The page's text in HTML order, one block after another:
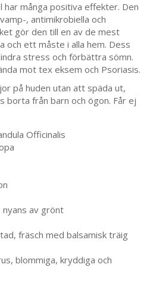
har många positiva effekter. Den
, antimikrobiella och
gör den till en av de mest
och ett måste i alla hem. Dess
stress och förbättra sömn.
mot tex eksem och Psoriasis.
på huden utan att späda ut,
borta från barn och ögon. Får ej
Officinalis
nyans av grönt
fräsch med balsamisk träig
blommiga, kryddiga och